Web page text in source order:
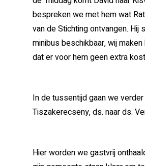
bespreken we met hem wat
van de Stichting ontvangen. Hij
minibus beschikbaar, wij
dat er voor hem geen extra
In de tussentijd gaan we verder
Tiszakerecseny, ds. naar ds.
Hier worden we gastvrij